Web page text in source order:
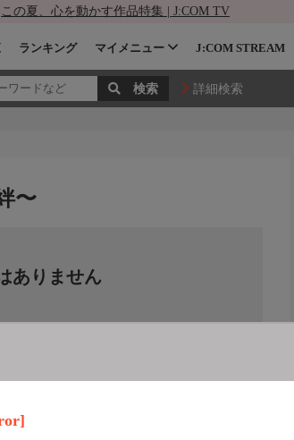
この夏、心を動かす作品特集 | J:COM TV
ランキング マイメニュー J:COM STREAM
詳細検索
〜
ありません